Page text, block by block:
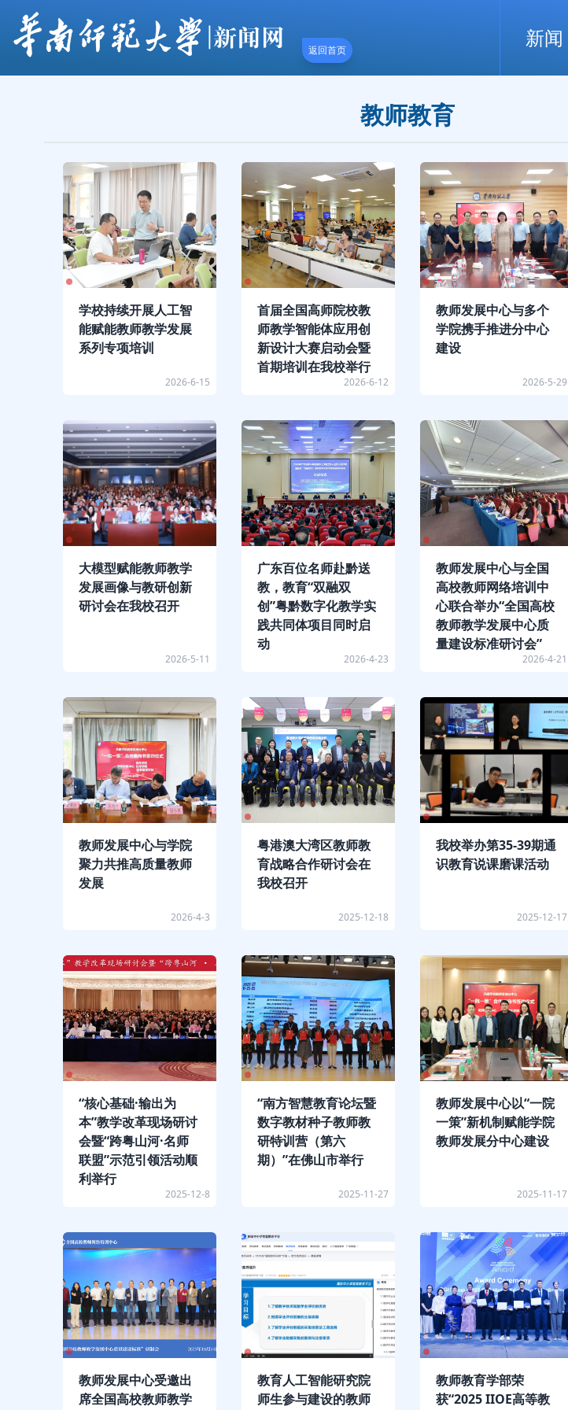
返回首页 新闻
教师教育
学校持续开展人工智
能赋能教师教学发展
系列专项培训
2026-6-15
首届全国高师院校教
师教学智能体应用创
新设计大赛启动会暨
首期培训在我校举行
2026-6-12
教师发展中心与多个
学院携手推进分中心
建设
2026-5-29
大模型赋能教师教学
发展画像与教研创新
研讨会在我校召开
2026-5-11
广东百位名师赴黔送
教，教育“双融双
创”粤黔数字化教学实
践共同体项目同时启
动
2026-4-23
教师发展中心与全国
高校教师网络培训中
心联合举办“全国高校
教师教学发展中心质
量建设标准研讨会”
2026-4-21
教师发展中心与学院
聚力共推高质量教师
发展
2026-4-3
粤港澳大湾区教师教
育战略合作研讨会在
我校召开
2025-12-18
我校举办第35-39期通
识教育说课磨课活动
2025-12-17
“核心基础·输出为
本”教学改革现场研讨
会暨“跨粤山河·名师
联盟”示范引领活动顺
利举行
2025-12-8
“南方智慧教育论坛暨
数字教材种子教师教
研特训营（第六
期）”在佛山市举行
2025-11-27
教师发展中心以“一院
一策”新机制赋能学院
教师发展分中心建设
2025-11-17
教师发展中心受邀出
席全国高校教师教学
教育人工智能研究院
师生参与建设的教师
教师教育学部荣
获“2025 IIOE高等教